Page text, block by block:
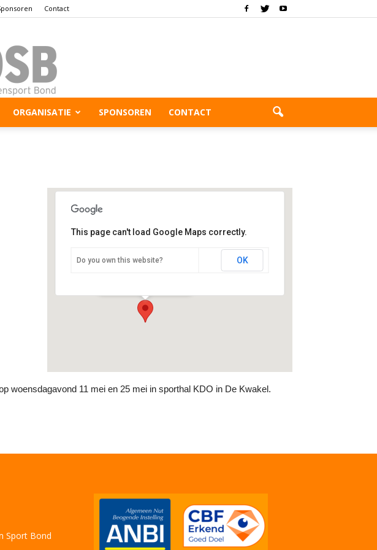
Contact
ORGANISATIE SPONSOREN CONTACT
This page can't load Google Maps correctly.
Do you own this website? OK
woensdagavond 11 mei en 25 mei in sporthal KDO in De Kwakel.
Sport Bond